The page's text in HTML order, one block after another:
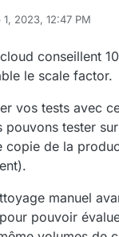
1, 2023, 12:47 PM
conseillent
le scale factor.
vos tests avec
pouvons tester
copie de la
manuel
pouvoir